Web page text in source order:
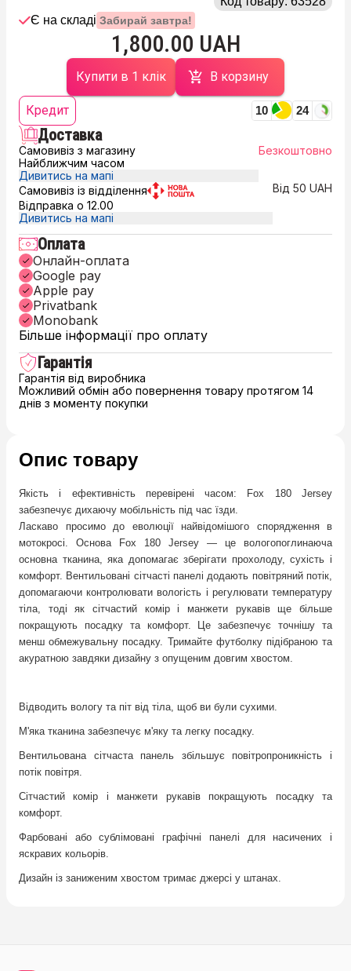
Є на складі Забирай завтра!
1,800.00 UAH
Купити в 1 клік В корзину
Кредит 10 24
Доставка
Самовивіз з магазину
Найближчим часом
Дивитись на мапі
Безкоштовно
Самовивіз із відділення
Відправка о 12.00
Дивитись на мапі
Від 50 UAH
Оплата
Онлайн-оплата
Google pay
Apple pay
Privatbank
Monobank
Більше інформації про оплату
Гарантія
Гарантія від виробника
Можливий обмін або повернення товару протягом 14
днів з моменту покупки
Опис товару
Якість і ефективність перевірені часом: Fox 180 Jersey
забезпечує дихаючу мобільність під час їзди.
Ласкаво просимо до еволюції найвідомішого спорядження в
мотокросі. Основа Fox 180 Jersey — це вологопоглинаюча
основна тканина, яка допомагає зберігати прохолоду, сухість і
комфорт. Вентильовані сітчасті панелі додають повітряний потік,
допомагаючи контролювати вологість і регулювати температуру
тіла, тоді як сітчастий комір і манжети рукавів ще більше
покращують посадку та комфорт. Це забезпечує точнішу та
менш обмежувальну посадку. Тримайте футболку підібраною та
акуратною завдяки дизайну з опущеним довгим хвостом.
Відводить вологу та піт від тіла, щоб ви були сухими.
М'яка тканина забезпечує м'яку та легку посадку.
Вентильована сітчаста панель збільшує повітропроникність і
потік повітря.
Сітчастий комір і манжети рукавів покращують посадку та
комфорт.
Фарбовані або сублімовані графічні панелі для насичених і
яскравих кольорів.
Дизайн із заниженим хвостом тримає джерсi у штанах.